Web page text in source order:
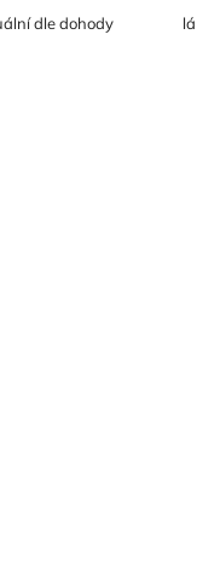
dle dohody Bílá